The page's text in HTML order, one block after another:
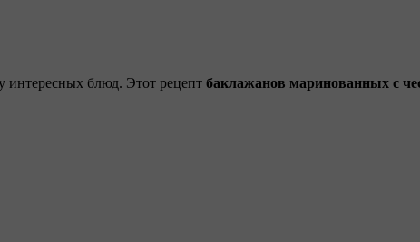
интересных блюд. Этот рецепт баклажанов маринованных с